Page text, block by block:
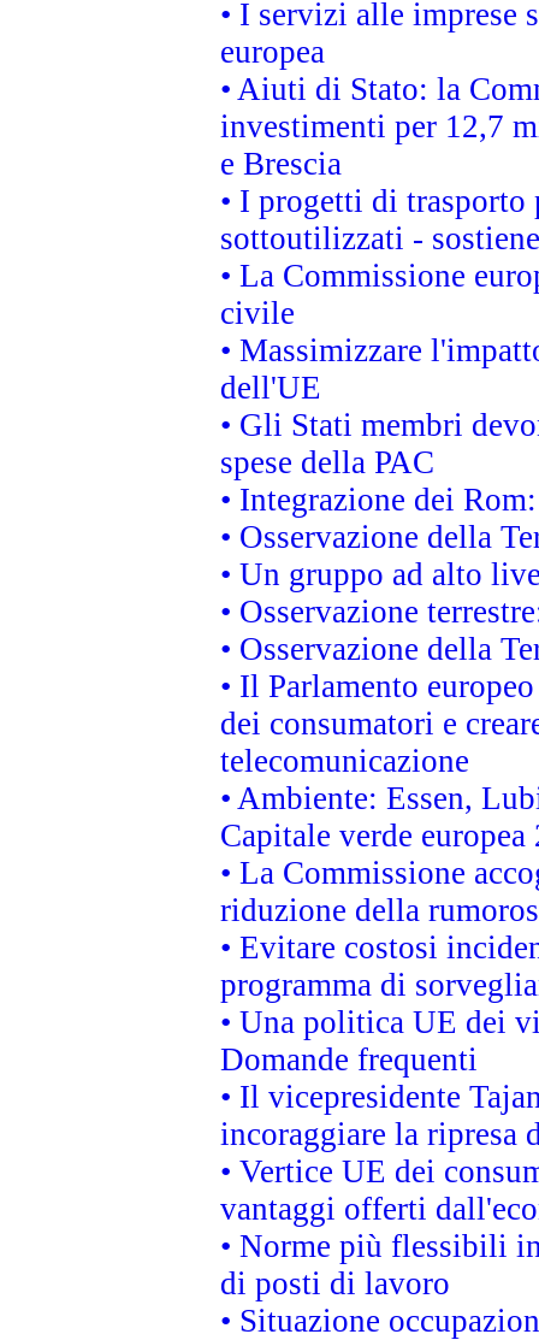
• I servizi alle imprese
europea
• Aiuti di Stato: la
investimenti per 12,7
e Brescia
• I progetti di
sottoutilizzati -
• La Commissione
civile
• Massimizzare
dell'UE
• Gli Stati membri
spese della PAC
• Integrazione dei
• Osservazione della
• Un gruppo ad alto
• Osservazione
• Osservazione della
• Il Parlamento
dei consumatori e
telecomunicazione
• Ambiente: Essen,
Capitale verde europea
• La Commissione
riduzione della
• Evitare costosi
programma di
• Una politica UE dei
Domande frequenti
• Il vicepresidente
incoraggiare la ripresa
• Vertice UE dei
vantaggi offerti
• Norme più flessibili
di posti di lavoro
• Situazione